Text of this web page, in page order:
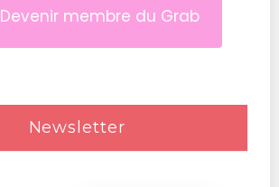
Devenir membre du Grab
Newsletter